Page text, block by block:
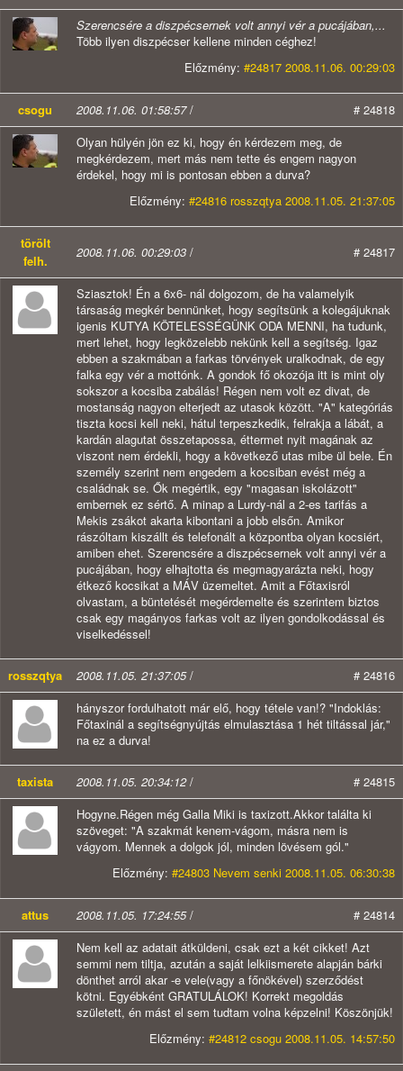
Szerencsére a diszpécsernek volt annyi vér a pucájában,...
Több ilyen diszpécser kellene minden céghez!
Előzmény: #24817 2008.11.06. 00:29:03
csogu 2008.11.06. 01:58:57/
# 24818
Olyan hülyén jön ez ki, hogy én kérdezem meg, de
megkérdezem, mert más nem tette és engem nagyon
érdekel, hogy mi is pontosan ebben a durva?
Előzmény: #24816 rosszqtya 2008.11.05. 21:37:05
törölt
felh.
2008.11.06. 00:29:03 / # 24817
Sziasztok! Én a 6x6- nál dolgozom, de ha valamelyik
társaság megkér bennünket, hogy segítsünk a kolegájuknak
igenis KUTYA KÖTELESSÉGÜNK ODA MENNI, ha tudunk,
mert lehet, hogy legközelebb nekünk kell a segítség. Igaz
ebben a szakmában a farkas törvények uralkodnak, de egy
falka egy vér a mottónk. A gondok fő okozója itt is mint oly
sokszor a kocsiba zabálás! Régen nem volt ez divat, de
mostanság nagyon elterjedt az utasok között. "A" kategóriás
tiszta kocsi kell neki, hátul terpeszkedik, felrakja a lábát, a
kardán alagutat összetapossa, éttermet nyit magának az
viszont nem érdekli, hogy a következő utas mibe ül bele. Én
személy szerint nem engedem a kocsiban evést még a
családnak se. Ők megértik, egy "magasan iskolázott"
embernek ez sértő. A minap a Lurdy-nál a 2-es tarifás a
Mekis zsákot akarta kibontani a jobb elsőn. Amikor
rászóltam kiszállt és telefonált a központba olyan kocsiért,
amiben ehet. Szerencsére a diszpécsernek volt annyi vér a
pucájában, hogy elhajtotta és megmagyarázta neki, hogy
étkező kocsikat a MÁV üzemeltet. Amit a Főtaxisról
olvastam, a büntetését megérdemelte és szerintem biztos
csak egy magányos farkas volt az ilyen gondolkodással és
viselkedéssel!
rosszqtya 2008.11.05. 21:37:05/
# 24816
hányszor fordulhatott már elő, hogy tétele van!? "Indoklás:
Főtaxinál a segítségnyújtás elmulasztása 1 hét tiltással jár,"
na ez a durva!
taxista 2008.11.05. 20:34:12/
# 24815
Hogyne.Régen még Galla Miki is taxizott.Akkor találta ki
szöveget: "A szakmát kenem-vágom, másra nem is
vágyom. Mennek a dolgok jól, minden lövésem gól."
Előzmény: #24803 Nevem senki 2008.11.05. 06:30:38
attus 2008.11.05. 17:24:55/
# 24814
Nem kell az adatait átküldeni, csak ezt a két cikket! Azt
semmi nem tiltja, azután a saját lelkiismerete alapján bárki
dönthet arról akar -e vele(vagy a főnökével) szerződést
kötni. Egyébként GRATULÁLOK! Korrekt megoldás
született, én mást el sem tudtam volna képzelni! Köszönjük!
Előzmény: #24812 csogu 2008.11.05. 14:57:50